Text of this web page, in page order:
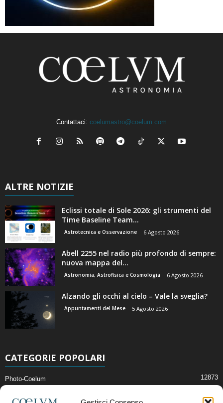
Contattaci: coelumastro@coelum.com
ALTRE NOTIZIE
Eclissi totale di Sole 2026: gli strumenti del
Time Baseline Team...
Astrotecnica e Osservazione 6 Agosto 2026
Abell 2255 nel radio più profondo di sempre:
nuova mappa del...
Astronomia, Astrofisica e Cosmologia 6 Agosto 2026
Alzando gli occhi al cielo – Vale la sveglia?
Appuntamenti del Mese 5 Agosto 2026
CATEGORIE POPOLARI
Photo-Coelum 12873